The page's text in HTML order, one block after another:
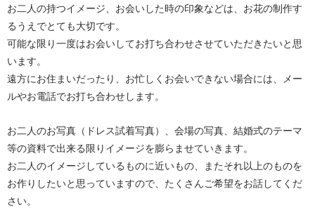
お二人の持つイメージ、お会いした時の印象などは、お花の制作す
るうえでとても大切です。
可能な限り一度はお会いしてお打ち合わせさせていただきたいと思
います。
遠方にお住まいだったり、お忙しくお会いできない場合には、メー
ルやお電話でお打ち合わせします。
お二人のお写真（ドレス試着写真）、会場の写真、結婚式のテーマ
等の資料で出来る限りイメージを膨らませていきます。
お二人のイメージしているものに近いもの、またそれ以上のものを
お作りしたいと思っていますので、たくさんご希望をお話してくだ
さい。